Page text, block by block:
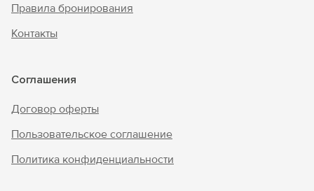
Правила бронирования
Контакты
Соглашения
Договор оферты
Пользовательское соглашение
Политика конфиденциальности